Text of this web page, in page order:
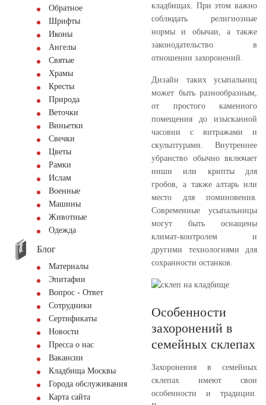
Обратное
Шрифты
Иконы
Ангелы
Святые
Храмы
Кресты
Природа
Веточки
Виньетки
Свечки
Цветы
Рамки
Ислам
Военные
Машины
Животные
Одежда
Блог
Материалы
Эпитафии
Вопрос - Ответ
Сотрудники
Сертификаты
Новости
Пресса о нас
Вакансии
Кладбища Москвы
Города обслуживания
Карта сайта
кладбищах. При этом важно
соблюдать религиозные
нормы и обычаи, а также
законодательство в
отношении захоронений.
Дизайн таких усыпальниц
может быть разнообразным,
от простого каменного
помещения до изысканной
часовни с витражами и
скульптурами. Внутреннее
убранство обычно включает
ниши или крипты для
гробов, а также алтарь или
место для поминовения.
Современные усыпальницы
могут быть оснащены
климат-контролем и
другими технологиями для
сохранности останков.
Особенности
захоронений в
семейных склепах
Захоронения в семейных
склепах имеют свои
особенности и традиции.